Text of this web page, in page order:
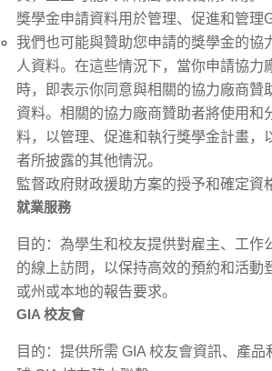
獎學金申請資料用於管理、促進和管理
我們也可能與贊助您申請的獎學金的協
人資料。在這些情況下，當你申請協力
時，即表示你同意與相關的協力廠商贊
資料。相關的協力廠商贊助者將使用和
料，以管理、促進和執行獎學金計畫，
者所披露的其他情況。
監督政府財政援助方案的授予和確定資
就業服務
目的：為學生和校友提供對雇主、工作
的線上訪問，以保持高效的預約和活動
或州或本地的報告要求。
GIA 校友會
目的：提供所需 GIA 校友會資訊、產